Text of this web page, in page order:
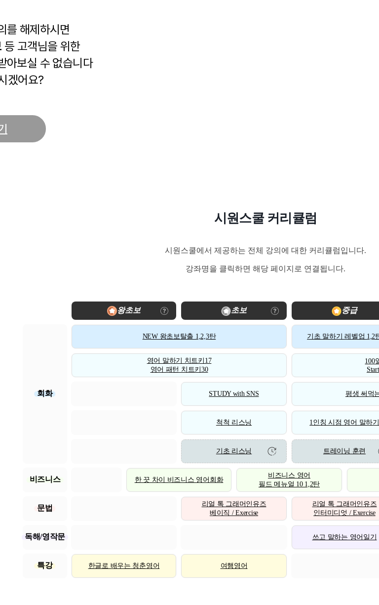
를 해제하시면
등 고객님을 위한
아보실 수 없습니다
겠어요?
시원스쿨 커리큘럼
시원스쿨에서 제공하는 전체 강의에 대한 커리큘럼입니다.
강좌명을 클릭하면 해당 페이지로 연결됩니다.
왕초보 초보 중급
회화
NEW 왕초보탈출 1,2,3탄 기초 말하기 레벨업 1,2
영어 말하기 치트키17
영어 패턴 치트키30
100
STUDY with SNS 평생 써먹
척척 리스닝 1인칭 시점 영어 말하기
기초 리스닝 트레이닝 훈련
비즈니스 한 끗 차이 비즈니스 영어회화
비즈니스 영어
필드 메뉴얼 10 1,2탄
문법
리얼 톡 그래머인유즈
베이직 / Exercise
리얼 톡 그래머인유즈
인터미디엇 / Exercise
독해/영작문 쓰고 말하는 영어일기
특강 한글로 배우는 청춘영어 여행영어